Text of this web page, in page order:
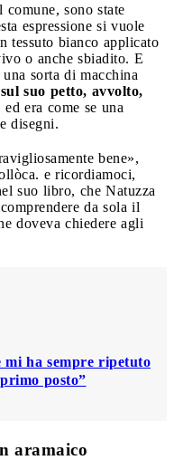
sono state
espressione si vuole
tessuto bianco applicato
o anche sbiadito. E
sorta di macchina
suo petto, avvolto,
era come se una
disegni.
bene»,
e ricordiamoci,
suo libro, che Natuzza
da sola il
doveva chiedere agli
ha sempre ripetuto
posto”
aramaico